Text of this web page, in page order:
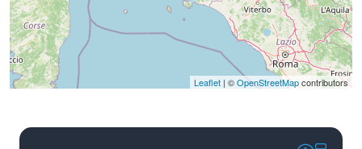
Leaflet | ©OpenStreetMapcontributors